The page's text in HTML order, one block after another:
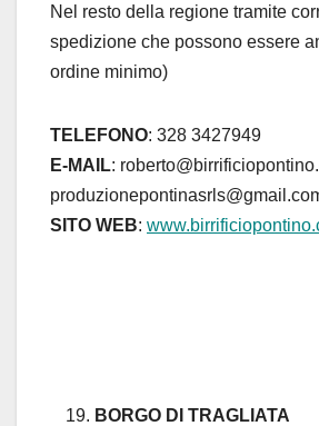
Nel resto della regione tramite
spedizione che possono essere
ordine minimo)
TELEFONO: 328 3427949
E-MAIL:
SITO WEB:
BORGO DI TRAGLIATA